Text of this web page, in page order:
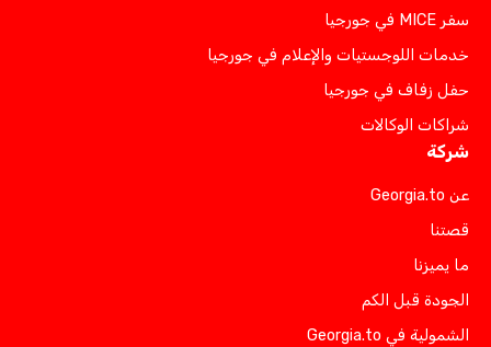
سفر MICE في جورجيا
خدمات اللوجستيات والإعلام في جورجيا
حفل زفاف في جورجيا
شراكات الوكالات
شركة
عن Georgia.to
قصتنا
ما يميزنا
الجودة قبل الكم
الشمولية في Georgia.to